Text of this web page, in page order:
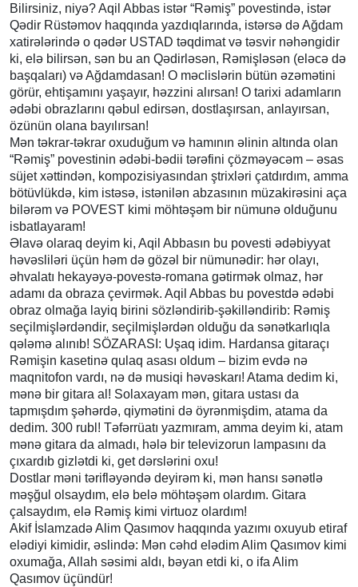
Bilirsiniz, niyə? Aqil Abbas istər “Rəmiş” povestində, istər
Qədir Rüstəmov haqqında yazdıqlarında, istərsə də Ağdam
xatirələrində o qədər USTAD təqdimat və təsvir nəhəngidir
ki, elə bilirsən, sən bu an Qədirləsən, Rəmişləsən (eləcə də
başqaları) və Ağdamdasan! O məclislərin bütün əzəmətini
görür, ehtişamını yaşayır, həzzini alırsan! O tarixi adamların
ədəbi obrazlarını qəbul edirsən, dostlaşırsan, anlayırsan,
özünün olana bayılırsan!
Mən təkrar-təkrar oxuduğum və hamının əlinin altında olan
“Rəmiş” povestinin ədəbi-bədii tərəfini çözməyəcəm – əsas
süjet xəttindən, kompozisiyasından ştrixləri çatdırdım, amma
bötüvlükdə, kim istəsə, istənilən abzasının müzakirəsini aça
bilərəm və POVEST kimi möhtəşəm bir nümunə olduğunu
isbatlayaram!
Əlavə olaraq deyim ki, Aqil Abbasın bu povesti ədəbiyyat
həvəsliləri üçün həm də gözəl bir nümunədir: hər olayı,
əhvalatı hekayəyə-povestə-romana gətirmək olmaz, hər
adamı da obraza çevirmək. Aqil Abbas bu povestdə ədəbi
obraz olmağa layiq birini sözləndirib-şəkilləndirib: Rəmiş
seçilmişlərdəndir, seçilmişlərdən olduğu da sənətkarlıqla
qələmə alınıb! SÖZARASI: Uşaq idim. Hardansa gitaraçı
Rəmişin kasetinə qulaq asası oldum – bizim evdə nə
maqnitofon vardı, nə də musiqi həvəskarı! Atama dedim ki,
mənə bir gitara al! Solaxayam mən, gitara ustası da
tapmışdım şəhərdə, qiymətini də öyrənmişdim, atama da
dedim. 300 rubl! Təfərrüatı yazmıram, amma deyim ki, atam
mənə gitara da almadı, hələ bir televizorun lampasını da
çıxardıb gizlətdi ki, get dərslərini oxu!
Dostlar məni tərifləyəndə deyirəm ki, mən hansı sənətlə
məşğul olsaydım, elə belə möhtəşəm olardım. Gitara
çalsaydım, elə Rəmiş kimi virtuoz olardım!
Akif İslamzadə Alim Qasımov haqqında yazımı oxuyub etiraf
elədiyi kimidir, əslində: Mən cəhd elədim Alim Qasımov kimi
oxumağa, Allah səsimi aldı, bəyan etdi ki, o ifa Alim
Qasımov üçündür!